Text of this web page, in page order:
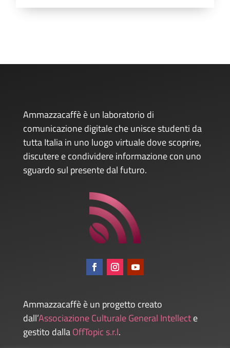
Ammazzacaffè è un laboratorio di
comunicazione digitale che unisce studenti da
tutta Italia in uno luogo virtuale dove scoprire,
discutere e condividere informazione con uno
sguardo sul presente dal futuro.
Ammazzacaffè è un progetto creato
dall’Associazione Culturale General Intellecte
gestito dallaOffTopic s.r.l.